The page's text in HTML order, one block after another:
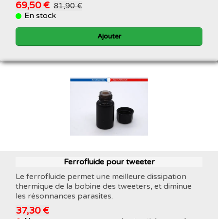
69,50 € 81,90 €
En stock
Ajouter
Ferrofluide pour tweeter
Le ferrofluide permet une meilleure dissipation
thermique de la bobine des tweeters, et diminue
les résonnances parasites.
37,30 €